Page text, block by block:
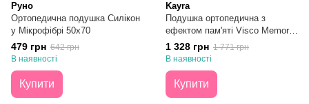
Руно
Ортопедична подушка Силікон
у Мікрофібрі 50х70
479 грн 642 грн
В наявності
Купити
Kayra
Подушка ортопедична з
ефектом пам'яті Visco Memory
Foam 40×60
1 328 грн 1 771 грн
В наявності
Купити